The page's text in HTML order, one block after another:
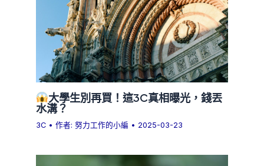
大學生別再買！這3C真相曝光，錢丟
水溝？
3C • 作者:努力工作的小編 • 2025-03-23